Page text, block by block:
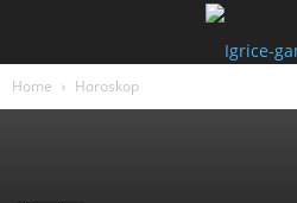
Home Horoskop